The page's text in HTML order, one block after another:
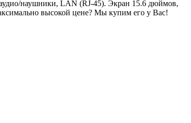
наушники, LAN (RJ-45). Экран 15.6 дюймов,
высокой цене? Мы купим его у Вас!